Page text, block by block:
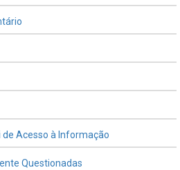
Acesso à Informação
Questionadas